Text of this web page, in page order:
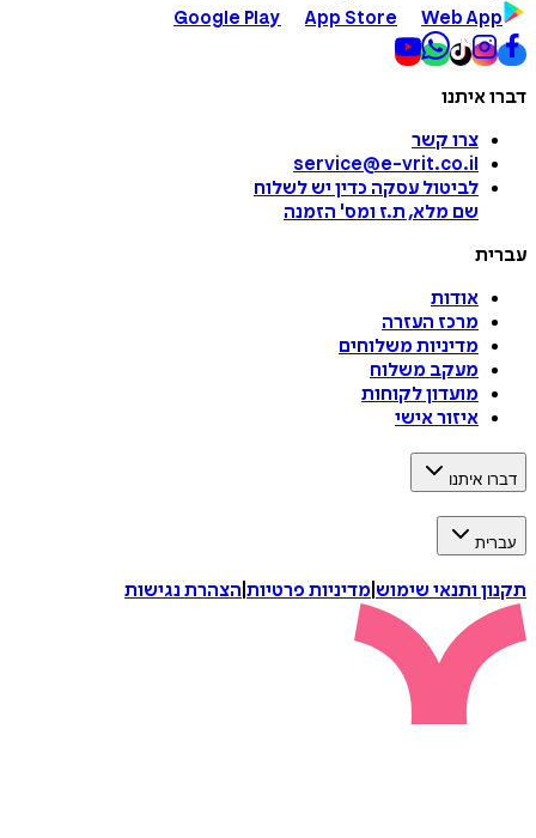
Google Play
App Store Web App
דברו איתנו
צרו קשר
service@e-vrit.co.il
לביטול עסקה כדין יש לשלוח
שם מלא, ת.ז ומס' הזמנה
עברית
אודות
מרכז העזרה
מדיניות משלוחים
מעקב משלוח
מועדון לקוחות
איזור אישי
דברו איתנו
עברית
תקנון ותנאי שימוש מדיניות פרטיות הצהרת נגישות